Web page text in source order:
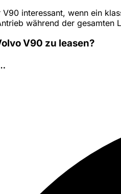
interessant, wenn ein
während der gesamten
V90 zu leasen?